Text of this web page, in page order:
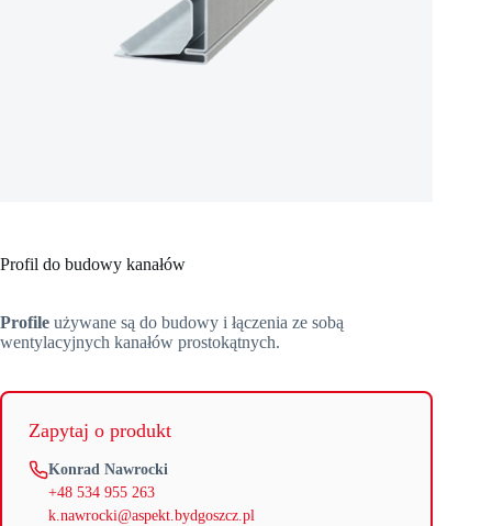
Profil do budowy kanałów
Profile używane są do budowy i łączenia ze sobą
wentylacyjnych kanałów prostokątnych.
Zapytaj o produkt
Konrad Nawrocki
+48 534 955 263
k.nawrocki@aspekt.bydgoszcz.pl